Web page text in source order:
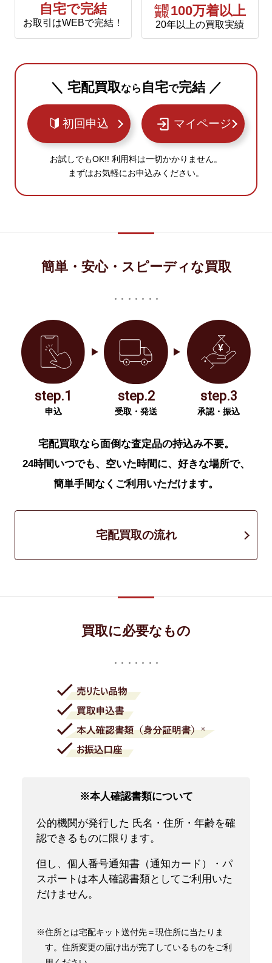
自宅で完結
お取引はWEBで完結！
年間
買取 100万着以上
20年以上の買取実績
＼ 宅配買取なら 自宅で完結 ／
初回申込 マイページ
お試しでもOK!! 利用料は一切かかりません。
まずはお気軽にお申込みください。
簡単・安心・スピーディな買取
step.1
申込
step.2
受取・発送
step.3
承認・振込
宅配買取なら面倒な査定品の持込み不要。
24時間いつでも、空いた時間に、好きな場所で、
簡単手間なくご利用いただけます。
宅配買取の流れ
買取に必要なもの
※本人確認書類について
公的機関が発行した 氏名・住所・年齢を確
認できるものに限ります。
但し、個人番号通知書（通知カード）・パ
スポートは本人確認書類としてご利用いた
だけません。
※住所とは宅配キット送付先＝現住所に当たりま
す。住所変更の届け出が完了しているものをご利